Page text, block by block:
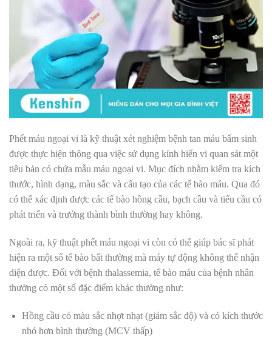
Phết máu ngoại vi là kỹ thuật xét nghiệm bệnh tan máu bẩm sinh
được thực hiện thông qua việc sử dụng kính hiển vi quan sát một
tiêu bản có chứa mẫu máu ngoại vi. Mục đích nhằm kiểm tra kích
thước, hình dạng, màu sắc và cấu tạo của các tế bào máu. Qua đó
có thể xác định được các tế bào hồng cầu, bạch cầu và tiểu cầu có
phát triển và trưởng thành bình thường hay không.
Ngoài ra, kỹ thuật phết máu ngoại vi còn có thể giúp bác sĩ phát
hiện ra một số tế bào bất thường mà máy tự động không thể nhận
diện được. Đối với bệnh thalassemia, tế bào máu của bệnh nhân
thường có một số đặc điểm khác thường như:
Hồng cầu có màu sắc nhợt nhạt (giảm sắc độ) và có kích thước
nhỏ hơn bình thường (MCV thấp)